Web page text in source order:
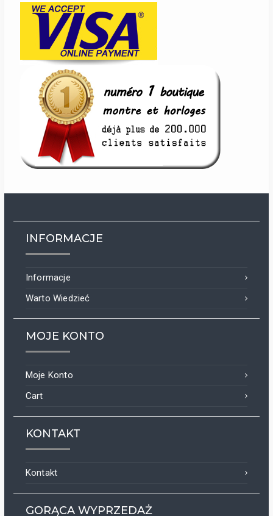
INFORMACJE
Informacje
Warto Wiedzieć
MOJE KONTO
Moje Konto
Cart
KONTAKT
Kontakt
GORĄCA WYPRZEDAŻ